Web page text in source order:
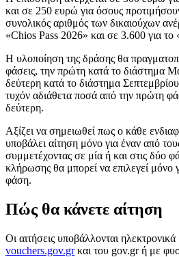
και σε 250 ευρώ για όσους
συνολικός αριθμός των δικαιούχων
«Chios Pass 2026» και σε 3.600 για
Η υλοποίηση της δράσης θα
φάσεις, την πρώτη κατά το διάστημα
δεύτερη κατά το διάστημα
τυχόν αδιάθετα ποσά από την πρώτη
δεύτερη.
Αξίζει να σημειωθεί πως ο κάθε
υποβάλει αίτηση μόνο για έναν από
συμμετέχοντας σε μία ή και στις δύο
κλήρωσης θα μπορεί να επιλεγεί μόνο
φάση.
Πώς θα κάνετε αίτηση
Οι αιτήσεις υποβάλλονται
vouchers.gov.grκαι του gov.gr ή με